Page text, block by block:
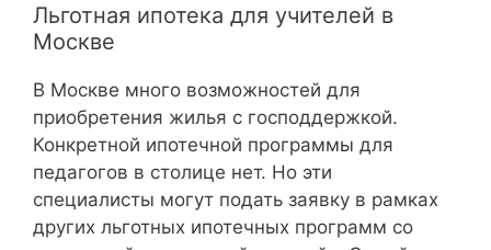
Льготная ипотека для учителей в
Москве
В Москве много возможностей для
приобретения жилья с господдержкой.
Конкретной ипотечной программы для
педагогов в столице нет. Но эти
специалисты могут подать заявку в рамках
других льготных ипотечных программ со